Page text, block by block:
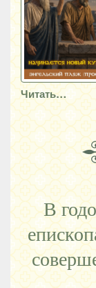
Читать…
В